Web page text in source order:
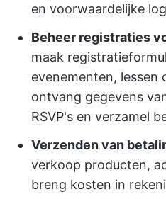
en voorwaardelijke
Beheer registraties
maak
evenementen, lessen
ontvang gegevens
RSVP's en verzamel
Verzenden van
verkoop producten,
breng kosten in